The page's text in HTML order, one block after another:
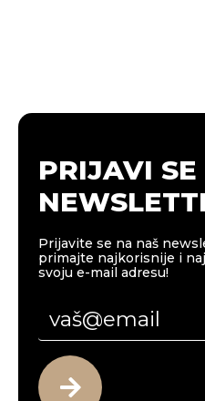
PRIJAVI
Prijavite se na naš
primajte najkorisnije i
svoju e-mail adresu!